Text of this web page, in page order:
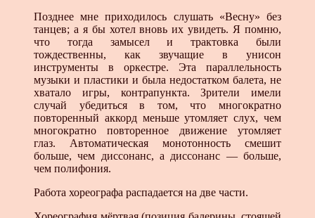
Позднее мне приходилось слушать «Весну» без
танцев; а я бы хотел вновь их увидеть. Я помню,
что тогда замысел и трактовка были
тождественны, как звучащие в унисон
инструменты в оркестре. Эта параллельность
музыки и пластики и была недостатком балета, не
хватало игры, контрапункта. Зрители имели
случай убедиться в том, что многократно
повторенный аккорд меньше утомляет слух, чем
многократно повторенное движение утомляет
глаз. Автоматическая монотонность смешит
больше, чем диссонанс, а диссонанс — больше,
чем полифония.
Работа хореографа распадается на две части.